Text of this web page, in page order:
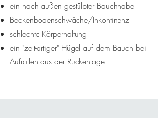
ein nach außen gestülpter Bauchnabel
Beckenbodenschwäche/Inkontinenz
schlechte Körperhaltung
ein "zelt-artiger" Hügel auf dem Bauch bei
Aufrollen aus der Rückenlage